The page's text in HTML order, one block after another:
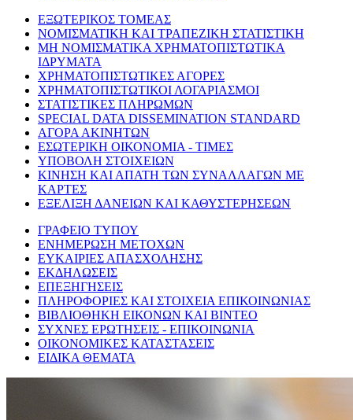
ΕΞΩΤΕΡΙΚΟΣ ΤΟΜΕΑΣ
ΝΟΜΙΣΜΑΤΙΚΗ ΚΑΙ ΤΡΑΠΕΖΙΚΗ ΣΤΑΤΙΣΤΙΚΗ
ΜΗ ΝΟΜΙΣΜΑΤΙΚΑ ΧΡΗΜΑΤΟΠΙΣΤΩΤΙΚΑ
ΙΔΡΥΜΑΤΑ
ΧΡΗΜΑΤΟΠΙΣΤΩΤΙΚΕΣ ΑΓΟΡΕΣ
ΧΡΗΜΑΤΟΠΙΣΤΩΤΙΚΟΙ ΛΟΓΑΡΙΑΣΜΟΙ
ΣΤΑΤΙΣΤΙΚΕΣ ΠΛΗΡΩΜΩΝ
SPECIAL DATA DISSEMINATION STANDARD
ΑΓΟΡΑ ΑΚΙΝΗΤΩΝ
ΕΣΩΤΕΡΙΚΗ ΟΙΚΟΝΟΜΙΑ - ΤΙΜΕΣ
ΥΠΟΒΟΛΗ ΣΤΟΙΧΕΙΩΝ
ΚΙΝΗΣΗ ΚΑΙ ΑΠΑΤΗ ΤΩΝ ΣΥΝΑΛΛΑΓΩΝ ΜΕ
ΚΑΡΤΕΣ
ΕΞΕΛΙΞΗ ΔΑΝΕΙΩΝ ΚΑΙ ΚΑΘΥΣΤΕΡΗΣΕΩΝ
ΓΡΑΦΕΙΟ ΤΥΠΟΥ
ΕΝΗΜΕΡΩΣΗ ΜΕΤΟΧΩΝ
ΕΥΚΑΙΡΙΕΣ ΑΠΑΣΧΟΛΗΣΗΣ
ΕΚΔΗΛΩΣΕΙΣ
ΕΠΕΞΗΓΗΣΕΙΣ
ΠΛΗΡΟΦΟΡΙΕΣ ΚΑΙ ΣΤΟΙΧΕΙΑ ΕΠΙΚΟΙΝΩΝΙΑΣ
ΒΙΒΛΙΟΘΗΚΗ ΕΙΚΟΝΩΝ ΚΑΙ ΒΙΝΤΕΟ
ΣΥΧΝΕΣ ΕΡΩΤΗΣΕΙΣ - ΕΠΙΚΟΙΝΩΝΙΑ
ΟΙΚΟΝΟΜΙΚΕΣ ΚΑΤΑΣΤΑΣΕΙΣ
ΕΙΔΙΚΑ ΘΕΜΑΤΑ